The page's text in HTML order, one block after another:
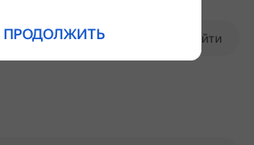
Войти
ПРОДОЛЖИТЬ